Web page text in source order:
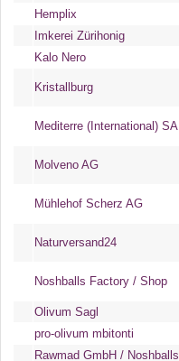
Hemplix
Imkerei Zürihonig
Kalo Nero
Kristallburg
Mediterre (International) SA
Molveno AG
Mühlehof Scherz AG
Naturversand24
Noshballs Factory / Shop
Olivum Sagl
pro-olivum mbitonti
Rawmad GmbH / Noshballs